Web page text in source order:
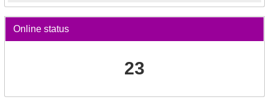
Online status
23